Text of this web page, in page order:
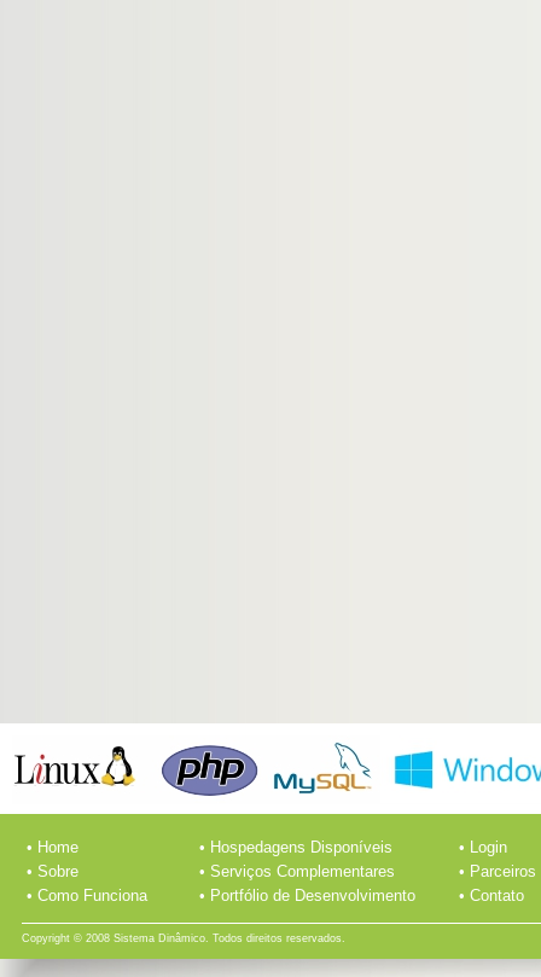
• Home
• Sobre
• Como Funciona
• Hospedagens Disponíveis
• Serviços Complementares
• Portfólio de Desenvolvimento
• Login
• Parceiros
• Contato
Copyright © 2008 Sistema Dinâmico. Todos direitos reservados.